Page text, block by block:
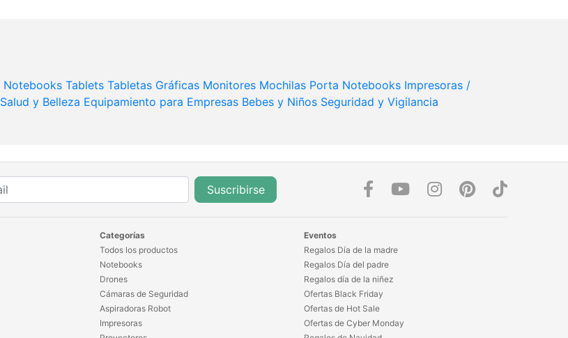
Notebooks Tablets Tabletas Gráficas Monitores Mochilas Porta Notebooks Impresoras /
Salud y Belleza Equipamiento para Empresas Bebes y Niños Seguridad y Vigilancia
Suscribirse
Categorías
Todos los productos
Notebooks
Drones
Cámaras de Seguridad
Aspiradoras Robot
Impresoras
Eventos
Regalos Día de la madre
Regalos Día del padre
Regalos día de la niñez
Ofertas Black Friday
Ofertas de Hot Sale
Ofertas de Cyber Monday